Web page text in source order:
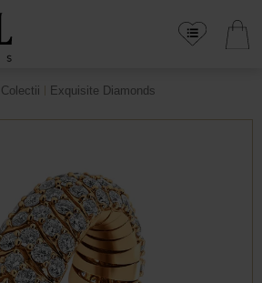
Colectii Exquisite Diamonds